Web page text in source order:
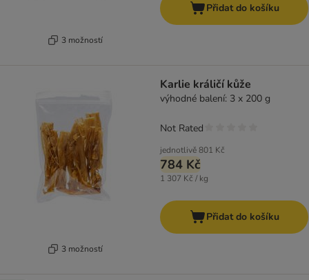
3 možností
Přidat do košíku
3 možností
Karlie králičí kůže
výhodné balení: 3 x 200 g
jednotlivě801 Kč
784 Kč
1 307 Kč / kg
Not Rated
Přidat do košíku